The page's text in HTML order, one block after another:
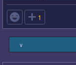
 1
∨